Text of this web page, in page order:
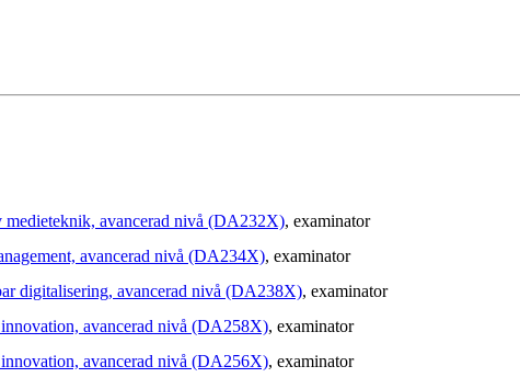
medieteknik, avancerad nivå (DA232X), examinator
avancerad nivå (DA234X), examinator
digitalisering, avancerad nivå (DA238X), examinator
avancerad nivå (DA258X), examinator
avancerad nivå (DA256X), examinator